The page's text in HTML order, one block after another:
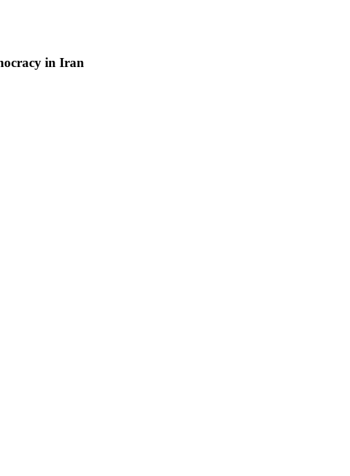
in Iran